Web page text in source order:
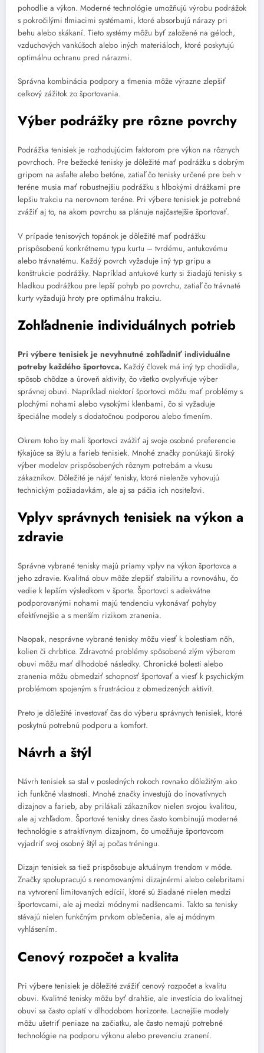
pohodlie a výkon. Moderné technológie umožňujú výrobu podrážok
s pokročilými tlmiacimi systémami, ktoré absorbujú nárazy pri
behu alebo skákaní. Tieto systémy môžu byť založené na géloch,
vzduchových vankúšoch alebo iných materiáloch, ktoré poskytujú
optimálnu ochranu pred nárazmi.
Správna kombinácia podpory a tlmenia môže výrazne zlepšiť
celkový zážitok zo športovania.
Výber podrážky pre rôzne povrchy
Podrážka tenisiek je rozhodujúcim faktorom pre výkon na rôznych
povrchoch. Pre bežecké tenisky je dôležité mať podrážku s dobrým
gripom na asfalte alebo betóne, zatiaľ čo tenisky určené pre beh v
teréne musia mať robustnejšiu podrážku s hlbokými drážkami pre
lepšiu trakciu na nerovnom teréne. Pri výbere tenisiek je potrebné
zvážiť aj to, na akom povrchu sa plánuje najčastejšie športovať.
V prípade tenisových topánok je dôležité mať podrážku
prispôsobenú konkrétnemu typu kurtu – tvrdému, antukovému
alebo trávnatému. Každý povrch vyžaduje iný typ gripu a
konštrukcie podrážky. Napríklad antukové kurty si žiadajú tenisky s
hladkou podrážkou pre lepší pohyb po povrchu, zatiaľ čo trávnaté
kurty vyžadujú hroty pre optimálnu trakciu.
Zohľadnenie individuálnych potrieb
Pri výbere tenisiek je nevyhnutné zohľadniť individuálne
potreby každého športovca. Každý človek má iný typ chodidla,
spôsob chôdze a úroveň aktivity, čo všetko ovplyvňuje výber
správnej obuvi. Napríklad niektorí športovci môžu mať problémy s
plochými nohami alebo vysokými klenbami, čo si vyžaduje
špeciálne modely s dodatočnou podporou alebo tlmením.
Okrem toho by mali športovci zvážiť aj svoje osobné preferencie
týkajúce sa štýlu a farieb tenisiek. Mnohé značky ponúkajú široký
výber modelov prispôsobených rôznym potrebám a vkusu
zákazníkov. Dôležité je nájsť tenisky, ktoré nielenže vyhovujú
technickým požiadavkám, ale aj sa páčia ich nositeľovi.
Vplyv správnych tenisiek na výkon a
zdravie
Správne vybrané tenisky majú priamy vplyv na výkon športovca a
jeho zdravie. Kvalitná obuv môže zlepšiť stabilitu a rovnováhu, čo
vedie k lepším výsledkom v športe. Športovci s adekvátne
podporovanými nohami majú tendenciu vykonávať pohyby
efektívnejšie a s menším rizikom zranenia.
Naopak, nesprávne vybrané tenisky môžu viesť k bolestiam nôh,
kolien či chrbtice. Zdravotné problémy spôsobené zlým výberom
obuvi môžu mať dlhodobé následky. Chronické bolesti alebo
zranenia môžu obmedziť schopnosť športovať a viesť k psychickým
problémom spojeným s frustráciou z obmedzených aktivít.
Preto je dôležité investovať čas do výberu správnych tenisiek, ktoré
poskytnú potrebnú podporu a komfort.
Návrh a štýl
Návrh tenisiek sa stal v posledných rokoch rovnako dôležitým ako
ich funkčné vlastnosti. Mnohé značky investujú do inovatívnych
dizajnov a farieb, aby prilákali zákazníkov nielen svojou kvalitou,
ale aj vzhľadom. Športové tenisky dnes často kombinujú moderné
technológie s atraktívnym dizajnom, čo umožňuje športovcom
vyjadriť svoj osobný štýl aj počas tréningu.
Dizajn tenisiek sa tiež prispôsobuje aktuálnym trendom v móde.
Značky spolupracujú s renomovanými dizajnérmi alebo celebritami
na vytvorení limitovaných edícií, ktoré sú žiadané nielen medzi
športovcami, ale aj medzi módnymi nadšencami. Takto sa tenisky
stávajú nielen funkčným prvkom oblečenia, ale aj módnym
vyhlásením.
Cenový rozpočet a kvalita
Pri výbere tenisiek je dôležité zvážiť cenový rozpočet a kvalitu
obuvi. Kvalitné tenisky môžu byť drahšie, ale investícia do kvalitnej
obuvi sa často oplatí v dlhodobom horizonte. Lacnejšie modely
môžu ušetriť peniaze na začiatku, ale často nemajú potrebné
technológie na podporu výkonu alebo prevenciu zranení.